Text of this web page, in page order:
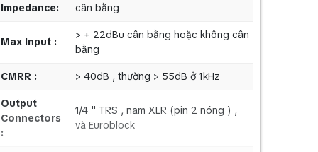
Impedance:
cân bằng
Max Input :
> + 22dBu cân bằng hoặc không cân
bằng
CMRR : > 40dB , thường > 55dB ở 1kHz
Output
Connectors
:
1/4 " TRS , nam XLR (pin 2 nóng ) ,
và Euroblock